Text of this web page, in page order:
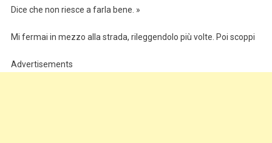
Dice che non riesce a farla bene. »
Mi fermai in mezzo alla strada, rileggendolo più volte. Poi scoppi
Advertisements